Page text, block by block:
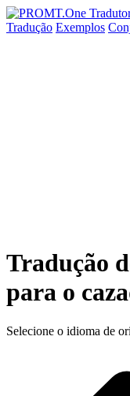
Tradução Exemplos
Tradução
para o
Selecione o idioma de